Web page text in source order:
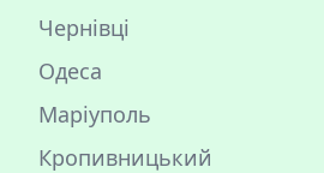
Чернівці
Одеса
Маріуполь
Кропивницький